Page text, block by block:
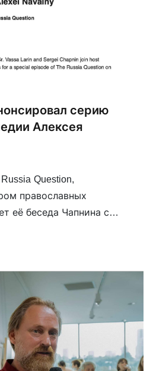
серию
Алексея
Question,
православных
её беседа Чапнина с
Чапнин заявил тезис о
ценностей в
Язык вебинара —
— по ссылке.